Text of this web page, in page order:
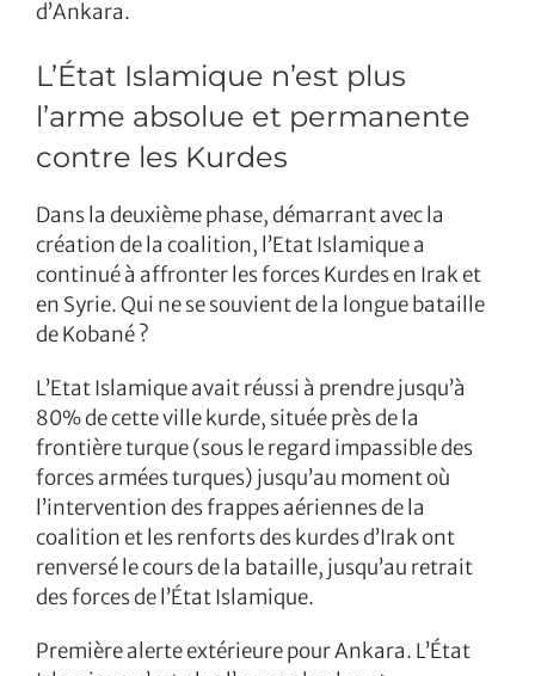
d’Ankara.
L’État Islamique n’est plus
l’arme absolue et permanente
contre les Kurdes
Dans la deuxième phase, démarrant avec la
création de la coalition, l’Etat Islamique a
continué à affronter les forces Kurdes en Irak et
en Syrie. Qui ne se souvient de la longue bataille
de Kobané ?
L’Etat Islamique avait réussi à prendre jusqu’à
80% de cette ville kurde, située près de la
frontière turque (sous le regard impassible des
forces armées turques) jusqu’au moment où
l’intervention des frappes aériennes de la
coalition et les renforts des kurdes d’Irak ont
renversé le cours de la bataille, jusqu’au retrait
des forces de l’État Islamique.
Première alerte extérieure pour Ankara. L’État